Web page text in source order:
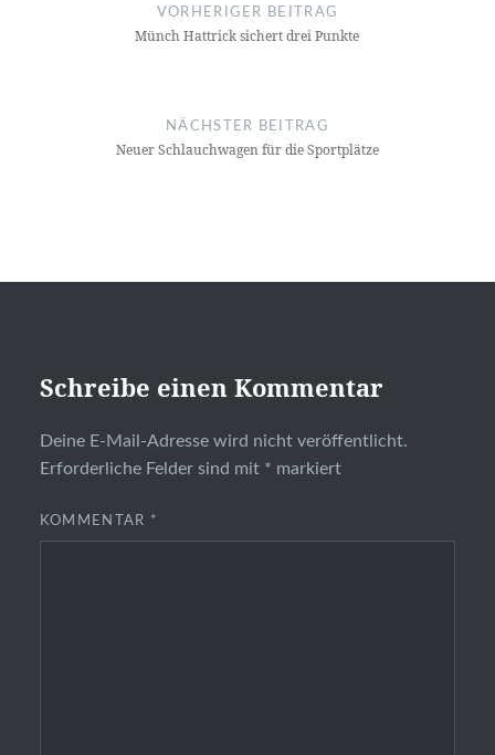
VORHERIGER BEITRAG
Münch Hattrick sichert drei Punkte
NÄCHSTER BEITRAG
Neuer Schlauchwagen für die Sportplätze
Schreibe einen Kommentar
Deine E-Mail-Adresse wird nicht veröffentlicht.
Erforderliche Felder sind mit * markiert
KOMMENTAR *